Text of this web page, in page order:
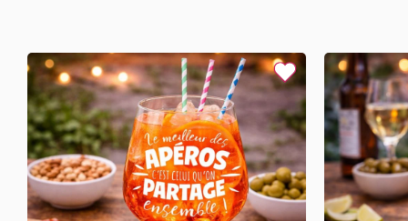
Contenant
fer
forgé
et
métal
Etiquettes
à